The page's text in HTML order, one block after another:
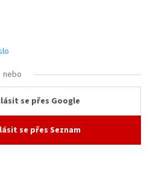
nebo
se přes Google
se přes Seznam